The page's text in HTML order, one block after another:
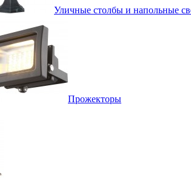
Уличные столбы и напольные
Прожекторы